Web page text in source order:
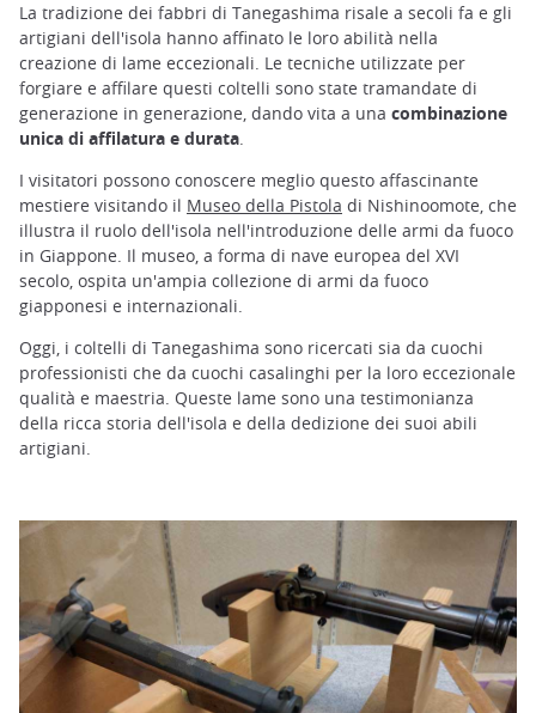
La tradizione dei fabbri di Tanegashima risale a secoli fa e gli
artigiani dell'isola hanno affinato le loro abilità nella
creazione di lame eccezionali. Le tecniche utilizzate per
forgiare e affilare questi coltelli sono state tramandate di
generazione in generazione, dando vita a una combinazione
unica di affilatura e durata.
I visitatori possono conoscere meglio questo affascinante
mestiere visitando il Museo della Pistola di Nishinoomote, che
illustra il ruolo dell'isola nell'introduzione delle armi da fuoco
in Giappone. Il museo, a forma di nave europea del XVI
secolo, ospita un'ampia collezione di armi da fuoco
giapponesi e internazionali.
Oggi, i coltelli di Tanegashima sono ricercati sia da cuochi
professionisti che da cuochi casalinghi per la loro eccezionale
qualità e maestria. Queste lame sono una testimonianza
della ricca storia dell'isola e della dedizione dei suoi abili
artigiani.